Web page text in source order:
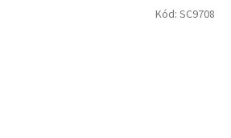
Kód: SC9708